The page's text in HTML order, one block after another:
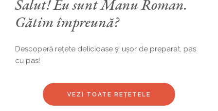
Salut! Eu sunt Manu Roman.
Gătim împreună?
Descoperă rețete delicioase și ușor de preparat, pas
cu pas!
VEZI TOATE REȚETELE